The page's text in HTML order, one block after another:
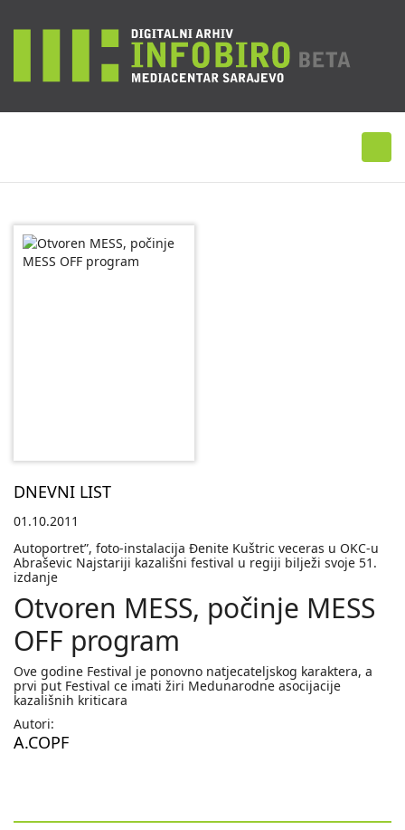
DNEVNI LIST
01.10.2011
Autoportret”, foto-instalacija Ðenite Kuštric veceras u OKC-u
Abraševic Najstariji kazališni festival u regiji bilježi svoje 51.
izdanje
Otvoren MESS, počinje MESS
OFF program
Ove godine Festival je ponovno natjecateljskog karaktera, a
prvi put Festival ce imati žiri Medunarodne asocijacije
kazališnih kriticara
Autori:
A.COPF